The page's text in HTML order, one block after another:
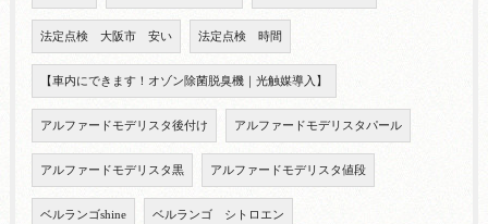
法定点検 大阪市 安い 法定点検 時間
【車内にできます！オゾン除菌脱臭機｜光触媒導入】
アルファードモデリスタ後付け アルファードモデリスタパール
アルファードモデリスタ黒 アルファードモデリスタ値段
ベルランゴshine ベルランゴ シトロエン